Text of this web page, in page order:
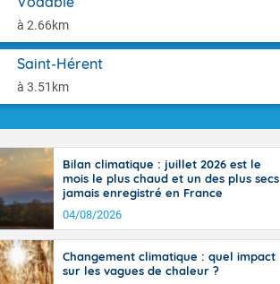
à 2.66km
Saint-Hérent
à 3.51km
sur
avec des
sur le sud
sur la
entre 50 et
résiste sur
Alpes à
et 20
Bilan climatique : juillet 2026 est le
mois le plus chaud et un des plus secs
jamais enregistré en France
04/08/2026
Changement climatique : quel impact
sur les vagues de chaleur ?